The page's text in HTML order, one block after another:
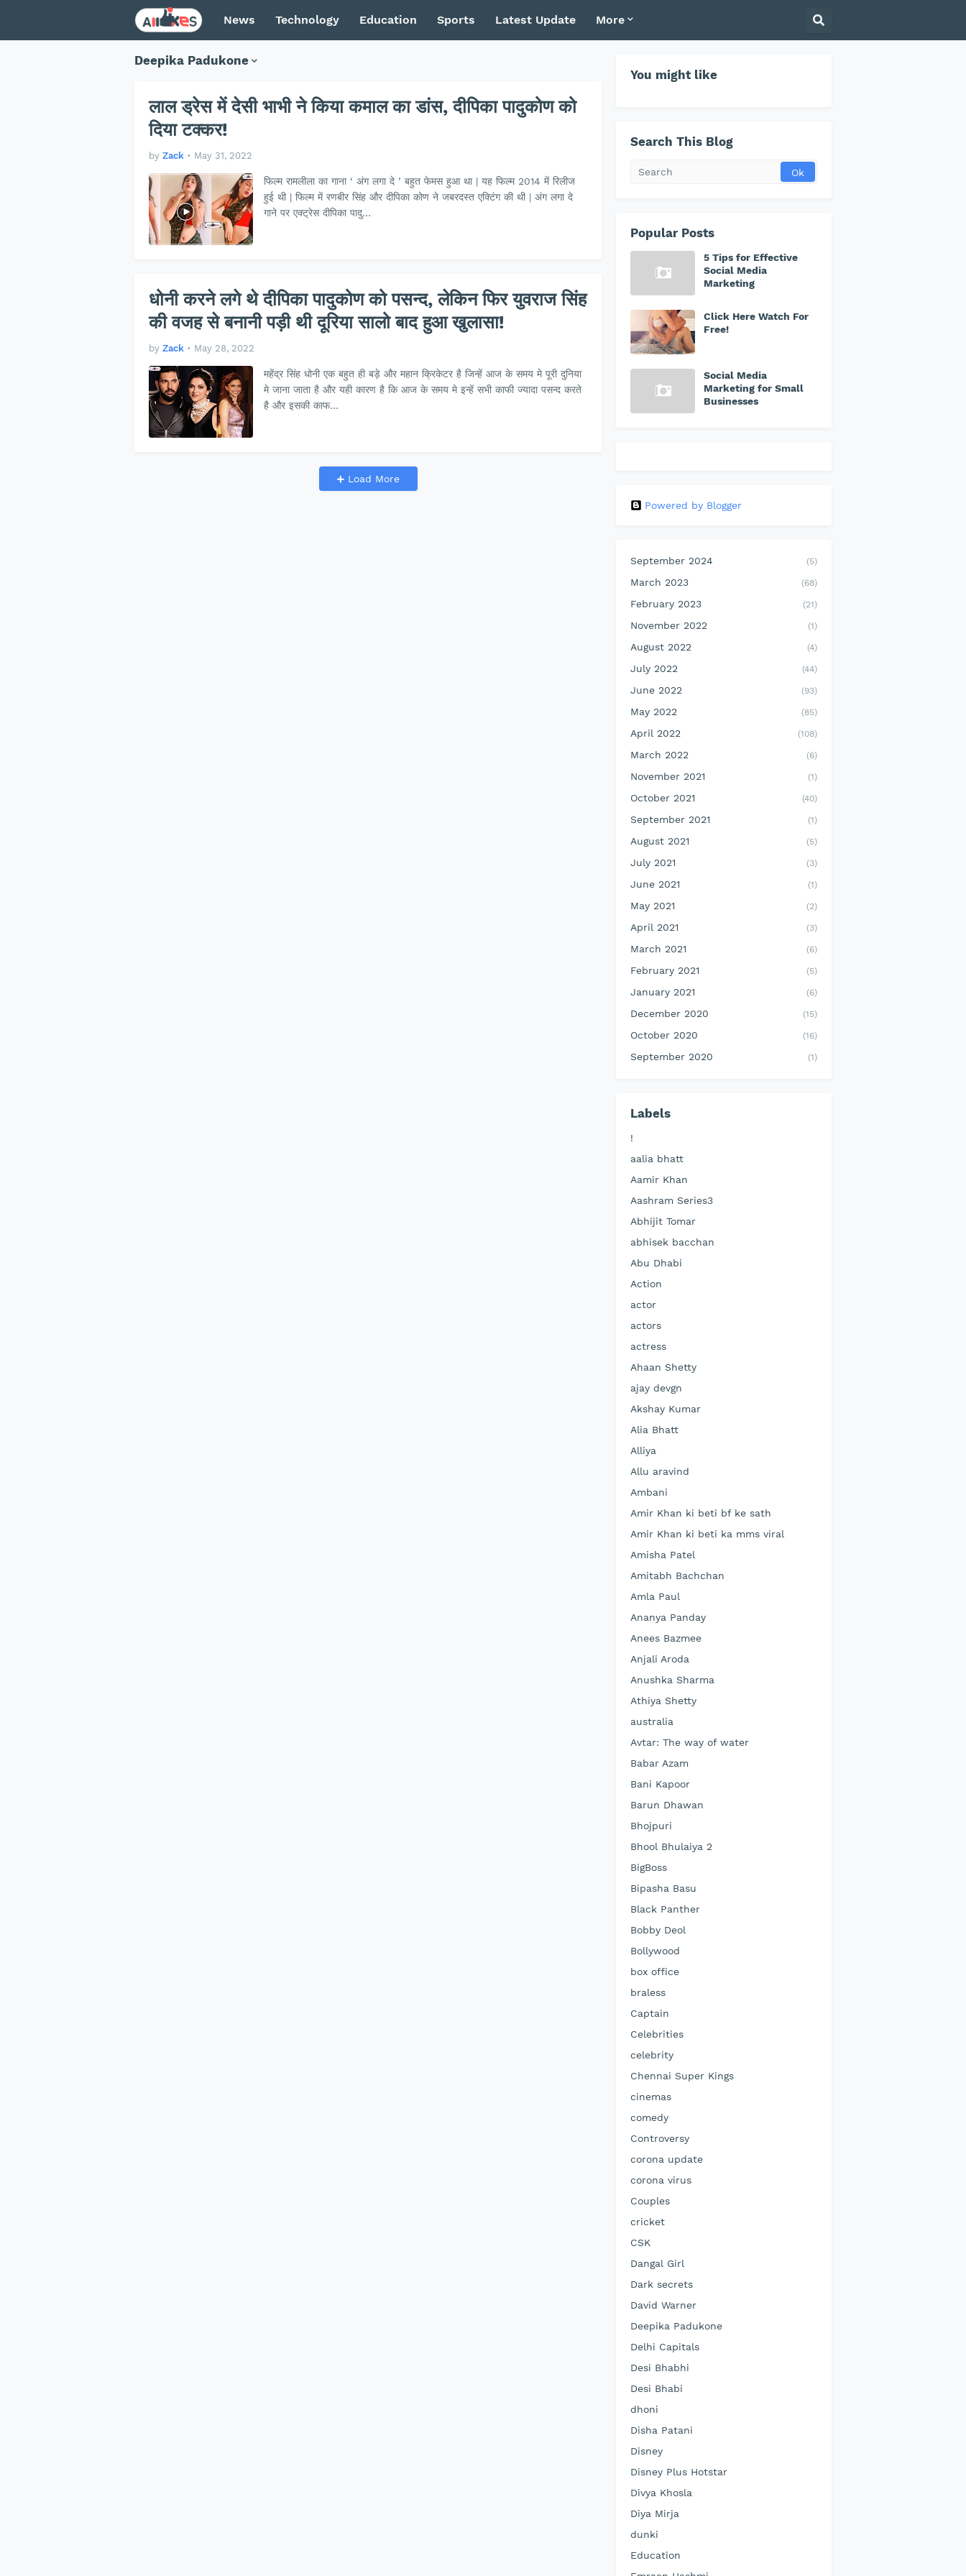
News Technology Education Sports Latest Update More
Deepika Padukone
लाल ड्रेस में देसी भाभी ने किया कमाल का डांस, दीपिका पादुकोण को
दिया टक्कर!
by Zack • May 31, 2022
फिल्म रामलीला का गाना ‘ अंग लगा दे ’ बहुत फेमस हुआ था | यह फिल्म 2014 में रिलीज
हुई थी | फिल्म में रणबीर सिंह और दीपिका कोण ने जबरदस्त एक्टिंग की थी | अंग लगा दे
गाने पर एक्ट्रेस दीपिका पादु…
धोनी करने लगे थे दीपिका पादुकोण को पसन्द, लेकिन फिर युवराज सिंह
की वजह से बनानी पड़ी थी दूरिया सालो बाद हुआ खुलासा!
by Zack • May 28, 2022
महेंद्र सिंह धोनी एक बहुत ही बड़े और महान क्रिकेटर है जिन्हें आज के समय मे पूरी दुनिया
मे जाना जाता है और यही कारण है कि आज के समय मे इन्हें सभी काफी ज्यादा पसन्द करते
है और इसकी काफ…
Load More
You might like
Search This Blog
Popular Posts
5 Tips for Effective
Social Media
Marketing
Click Here Watch For
Free!
Social Media
Marketing for Small
Businesses
Powered by Blogger
September 2024 (5)
March 2023 (68)
February 2023 (21)
November 2022 (1)
August 2022 (4)
July 2022 (44)
June 2022 (93)
May 2022 (85)
April 2022 (108)
March 2022 (6)
November 2021 (1)
October 2021 (40)
September 2021 (1)
August 2021 (5)
July 2021 (3)
June 2021 (1)
May 2021 (2)
April 2021 (3)
March 2021 (6)
February 2021 (5)
January 2021 (6)
December 2020 (15)
October 2020 (16)
September 2020 (1)
Labels
!
aalia bhatt
Aamir Khan
Aashram Series3
Abhijit Tomar
abhisek bacchan
Abu Dhabi
Action
actor
actors
actress
Ahaan Shetty
ajay devgn
Akshay Kumar
Alia Bhatt
Alliya
Allu aravind
Ambani
Amir Khan ki beti bf ke sath
Amir Khan ki beti ka mms viral
Amisha Patel
Amitabh Bachchan
Amla Paul
Ananya Panday
Anees Bazmee
Anjali Aroda
Anushka Sharma
Athiya Shetty
australia
Avtar: The way of water
Babar Azam
Bani Kapoor
Barun Dhawan
Bhojpuri
Bhool Bhulaiya 2
BigBoss
Bipasha Basu
Black Panther
Bobby Deol
Bollywood
box office
braless
Captain
Celebrities
celebrity
Chennai Super Kings
cinemas
comedy
Controversy
corona update
corona virus
Couples
cricket
CSK
Dangal Girl
Dark secrets
David Warner
Deepika Padukone
Delhi Capitals
Desi Bhabhi
Desi Bhabi
dhoni
Disha Patani
Disney
Disney Plus Hotstar
Divya Khosla
Diya Mirja
dunki
Education